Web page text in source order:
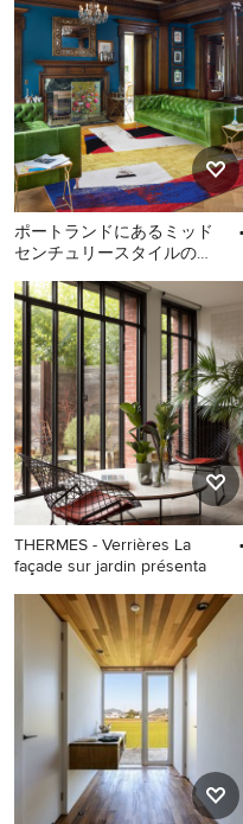
ースタイルのおしゃれなサ
ンルーム (セラミックタイル
の床) の写真
ポートランドにあるミッド
センチュリースタイルのお
ポートランドにあるミッド
センチュリースタイルのお
しゃれなサンルームの写真
THERMES - Verrières La
façade sur jardin présenta
パリにあるミッドセンチュ
リースタイルのおしゃれな
サンルームの写真